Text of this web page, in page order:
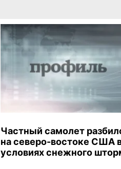
Частный самолет
на северо-востоке США
условиях снежного